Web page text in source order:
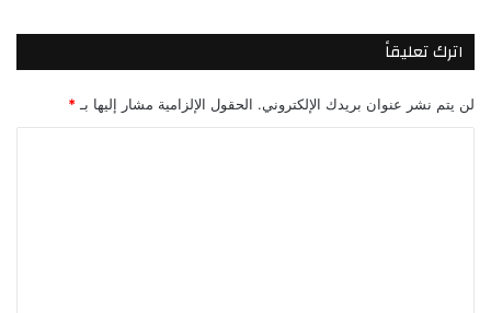
اترك تعليقاً
لن يتم نشر عنوان بريدك الإلكتروني. الحقول الإلزامية مشار إليها بـ *